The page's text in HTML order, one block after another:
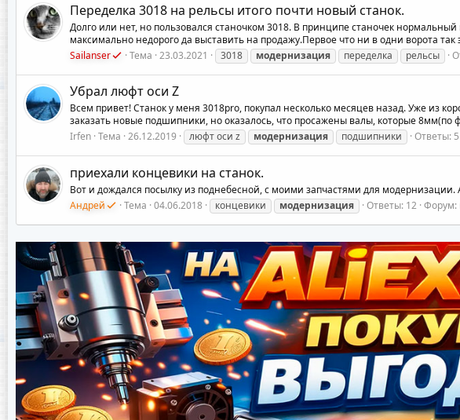
Переделка 3018 на рельсы итого почти новый станок.
Долго или нет, но пользовался станочком 3018. В принципе станочек
максимально недорого да выставить на продажу.Первое что ни в одни ворота так
Sailanser
Тема 23.03.2021 3018 модернизация переделка рельсы
Убрал люфт оси Z
Всем привет! Станок у меня 3018pro, покупал несколько месяцев назад. Уже из
заказать новые подшипники, но оказалось, что просажены валы, которые 8мм(по
Irfen Тема 26.12.2019 люфт оси z модернизация подшипники Ответы: 5
приехали концевики на станок.
Вот и дождался посылку из поднебесной, с моими запчастями для
Андрей
Тема 04.06.2018 концевики модернизация Ответы: 12 Форум: